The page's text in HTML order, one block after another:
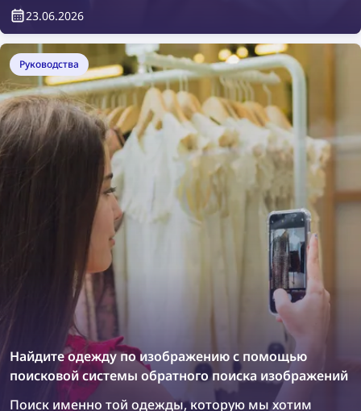
дополнительную проверку или просто убедиться,
кто будет проживать в вашей недвижимости. Как
это сделать? Легко — с помощью платформ для
проверки арендаторов.
23.06.2026
Руководства
Найдите одежду по изображению с помощью
поисковой системы обратного поиска изображений
Поиск именно той одежды, которую мы хотим